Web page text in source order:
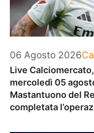
06 Agosto 2026
Live
mercoledì 05
Mastantuono del
completata